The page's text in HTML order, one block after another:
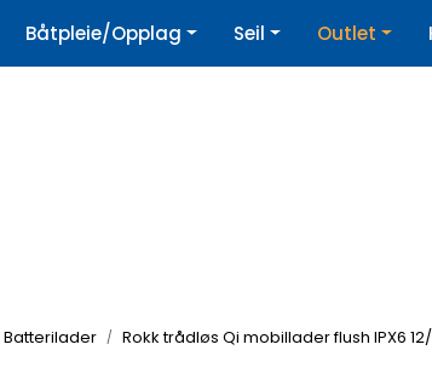
Kjøpshjelp | Nyhetsbrev
Båtpleie/Opplag Seil Outlet
Batterilader Rokk trådløs Qi mobillader flush IPX6